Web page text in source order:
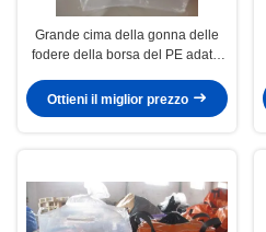
Grande cima della gonna delle
fodere della borsa del PE adatto
superiore di riempimento del
becco
Ottieni il miglior prezzo